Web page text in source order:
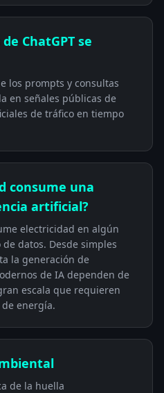
ChatGPT se
los prompts y consultas
en señales públicas de
de tráfico en tiempo
consume una
artificial?
electricidad en algún
datos. Desde simples
la generación de
de IA dependen de
escala que requieren
energía.
de la huella